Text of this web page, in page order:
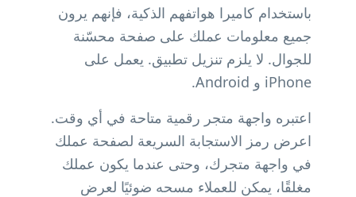
باستخدام كاميرا هواتفهم الذكية، فإنهم يرون
جميع معلومات عملك على صفحة محسّنة
للجوال. لا يلزم تنزيل تطبيق. يعمل على
iPhone و Android.
اعتبره واجهة متجر رقمية متاحة في أي وقت.
اعرض رمز الاستجابة السريعة لصفحة عملك
في واجهة متجرك، وحتى عندما يكون عملك
مغلقًا، يمكن للعملاء مسحه ضوئيًا لعرض